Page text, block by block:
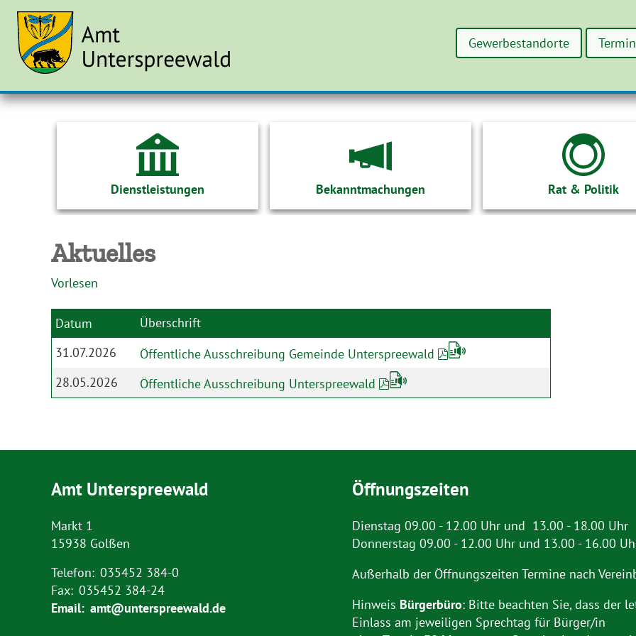
Gewerbestandorte
Dienstleistungen Bekanntmachungen Rat & Politik
Aktuelles
Vorlesen
Datum
Überschrift
31.07.2026
Öffentliche Ausschreibung Gemeinde Unterspreewald
28.05.2026
Öffentliche Ausschreibung Unterspreewald
Amt Unterspreewald
Markt 1
15938 Golßen
Telefon: 035452 384-0
Fax: 035452 384-24
Email: amt@unterspreewald.de
Öffnungszeiten
Dienstag 09.00 - 12.00 Uhr und 13.00 - 18.00 Uhr
Donnerstag 09.00 - 12.00 Uhr und 13.00 - 16.00
Außerhalb der Öffnungszeiten Termine nach
Hinweis Bürgerbüro: Bitte beachten Sie, dass der
Einlass am jeweiligen Sprechtag für Bürger/in